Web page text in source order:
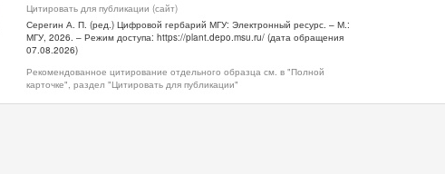
Цитировать для публикации (сайт)
Серегин А. П. (ред.) Цифровой гербарий МГУ: Электронный ресурс. – М.:
МГУ, 2026. – Режим доступа: https://plant.depo.msu.ru/ (дата обращения
07.08.2026)
Рекомендованное цитирование отдельного образца см. в "Полной
карточке", раздел "Цитировать для публикации"